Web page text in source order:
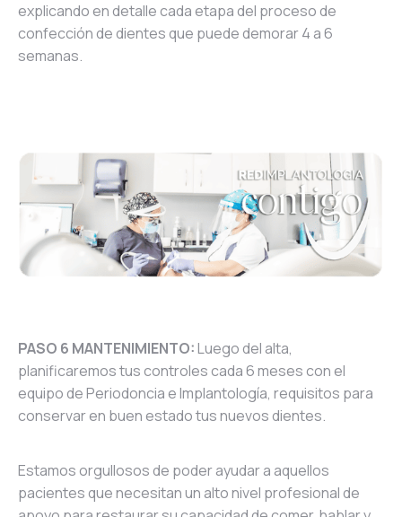
explicando en detalle cada etapa del proceso de
confección de dientes que puede demorar 4 a 6
semanas.
PASO 6 MANTENIMIENTO:Luego del alta,
planificaremos tus controles cada 6 meses con el
equipo de Periodoncia e Implantología, requisitos para
conservar en buen estado tus nuevos dientes.
Estamos orgullosos de poder ayudar a aquellos
pacientes que necesitan un alto nivel profesional de